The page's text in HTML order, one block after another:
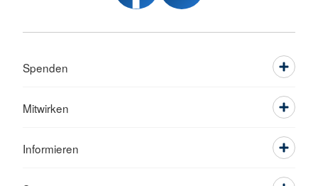
Spenden
Mitwirken
Informieren